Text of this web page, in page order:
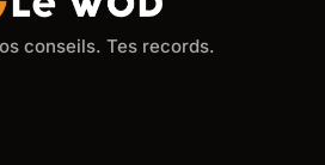
conseils. Tes records.